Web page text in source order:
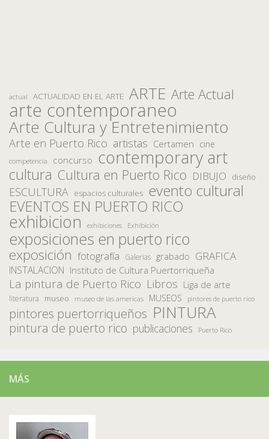
actual ACTUALIDAD EN EL ARTE ARTE Arte Actual
arte contemporaneo
Arte Cultura y Entretenimiento
Arte en Puerto Rico artistas Certamen cine
competencia concurso contemporary art
cultura Cultura en Puerto Rico DIBUJO diseño
ESCULTURA espacios culturales evento cultural
EVENTOS EN PUERTO RICO
exhibicion exhibiciones Exhibición
exposiciones en puerto rico
exposición fotografía Galerias grabado GRAFICA
INSTALACION Instituto de Cultura Puertorriqueña
La pintura de Puerto Rico Libros Liga de arte
literatura museo museo de las americas MUSEOS pintores de puerto rico
pintores puertorriqueños PINTURA
pintura de puerto rico publicaciones Puerto Rico
MÁS